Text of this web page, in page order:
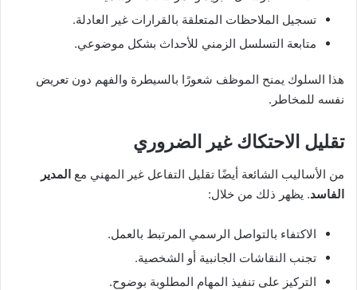
تسجيل الملاحظات المتعلقة بالقرارات غير العادلة.
متابعة التسلسل الزمني للأحداث بشكل موضوعي.
هذا السلوك يمنح الموظف شعورًا بالسيطرة والفهم دون تعريض
نفسه للمخاطر.
تقليل الاحتكاك غير الضروري
من الأساليب الشائعة أيضًا تقليل التفاعل غير المهني مع المدير
الفاسد. يظهر ذلك من خلال:
الاكتفاء بالتواصل الرسمي المرتبط بالعمل.
تجنب النقاشات الجانبية أو الشخصية.
التركيز على تنفيذ المهام المطلوبة بوضوح.